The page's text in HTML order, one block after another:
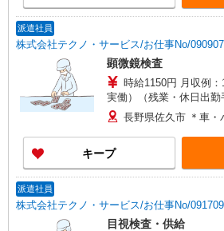
派遣社員
株式会社テクノ・サービス/お仕事No/
顕微鏡検査
時給1150円 月収例
実働）（残業・休日出
す） 交通費全額支給
長野県佐久市 ＊車・
キープ
派遣社員
株式会社テクノ・サービス/お仕事No/
目視検査・供給